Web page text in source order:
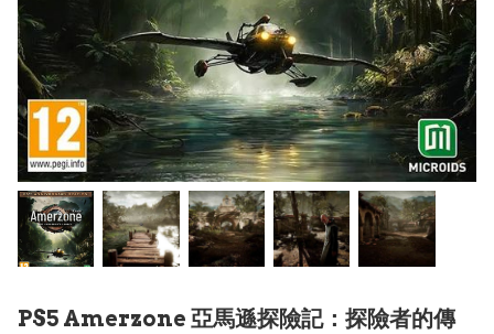
PS5 Amerzone 亞馬遜探險記：探險者的傳